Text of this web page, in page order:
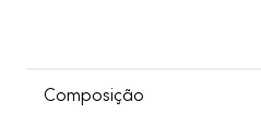
Composição